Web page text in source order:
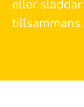
eller
tillsammans.